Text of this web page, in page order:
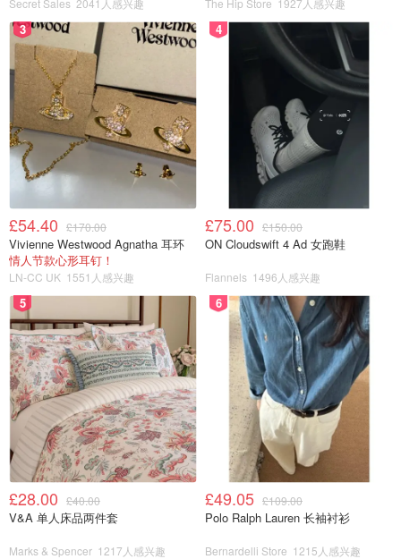
Secret Sales 2041人感兴趣 The Hip Store 1927人感兴趣
3
£54.40 £170.00
Vivienne Westwood Agnatha 耳环
情人节款心形耳钉！
LN-CC UK 1551人感兴趣
4
£75.00 £150.00
ON Cloudswift 4 Ad 女跑鞋
Flannels 1496人感兴趣
5
£28.00 £40.00
V&A 单人床品两件套
Marks & Spencer 1217人感兴趣
6
£49.05 £109.00
Polo Ralph Lauren 长袖衬衫
Bernardelli Store 1215人感兴趣